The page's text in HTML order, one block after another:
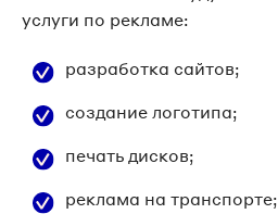
услуги по рекламе:
разработка сайтов;
создание логотипа;
печать дисков;
реклама на транспорте;